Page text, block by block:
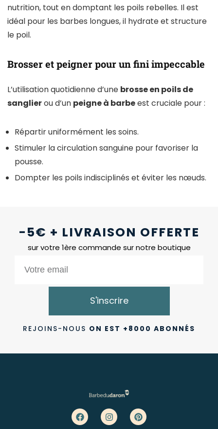
nutrition, tout en domptant les poils rebelles. Il est
idéal pour les barbes longues, il hydrate et structure
le poil.
Brosser et peigner pour un fini impeccable
L’utilisation quotidienne d’une brosse en poils de
sanglierou d’un peigne à barbeest cruciale pour :
Répartir uniformément les soins.
Stimuler la circulation sanguine pour favoriser la
pousse.
Dompter les poils indisciplinés et éviter les nœuds.
-5€ + LIVRAISON OFFERTE
sur votre 1ère commande sur notre boutique
S'inscrire
REJOINS-NOUS ON EST +8000 ABONNÉS